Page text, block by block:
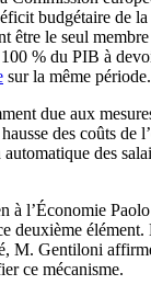
budgétaire de
être le seul
% du PIB à
sur la même période.
due aux
des coûts de
des
à l’Économie
deuxième élément.
M. Gentiloni
ce mécanisme.